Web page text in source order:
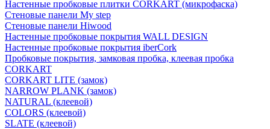
Настенные пробковые плитки CORKART (микрофаска)
Стеновые панели My step
Стеновые панели Hiwood
Настенные пробковые покрытия WALL DESIGN
Настенные пробковые покрытия iberCork
Пробковые покрытия, замковая пробка, клеевая пробка
CORKART
CORKART LITE (замок)
NARROW PLANK (замок)
NATURAL (клеевой)
COLORS (клеевой)
SLATE (клеевой)